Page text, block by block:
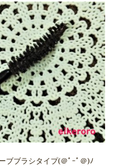
ブブラシタイプ(＠ﾟｰﾟ＠)ﾉ